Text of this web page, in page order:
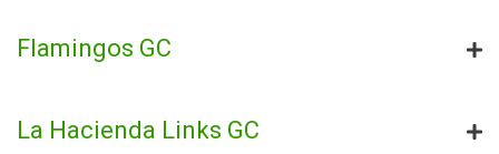
Flamingos GC
La Hacienda Links GC